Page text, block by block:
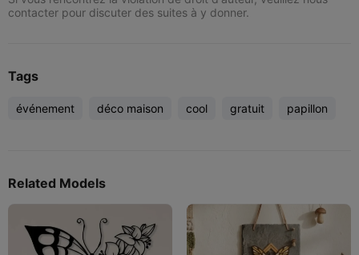
contacter pour discuter des suites à y donner.
Tags
événement déco maison cool gratuit papillon
Related Models